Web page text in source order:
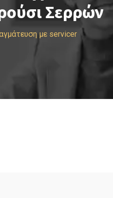
Σερρών
με servicer